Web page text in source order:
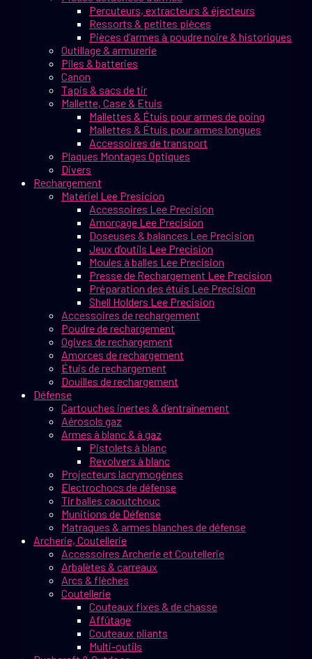
Percuteurs, extracteurs & éjecteurs
Ressorts & petites pièces
Pièces d’armes à poudre noire & historiques
Outillage & armurerie
Piles & batteries
Canon
Tapis & sacs de tir
Mallette, Case & Etuis
Mallettes & Étuis pour armes de poing
Mallettes & Étuis pour armes longues
Accessoires de transport
Plaques Montages Optiques
Divers
Rechargement
Matériel Lee Presicion
Accessoires Lee Precision
Amorçage Lee Precision
Doseuses & balances Lee Precision
Jeux d’outils Lee Precision
Moules à balles Lee Precision
Presse de Rechargement Lee Precision
Préparation des étuis Lee Precision
Shell Holders Lee Precision
Accessoires de rechargement
Poudre de rechargement
Ogives de rechargement
Amorces de rechargement
Étuis de rechargement
Douilles de rechargement
Défense
Cartouches inertes & d’entraînement
Aérosols gaz
Armes à blanc & à gaz
Pistolets à blanc
Revolvers à blanc
Projecteurs lacrymogènes
Electrochocs de défense
Tir balles caoutchouc
Munitions de Défense
Matraques & armes blanches de défense
Archerie, Coutellerie
Accessoires Archerie et Coutellerie
Arbalètes & carreaux
Arcs & flèches
Coutellerie
Couteaux fixes & de chasse
Affûtage
Couteaux pliants
Multi-outils